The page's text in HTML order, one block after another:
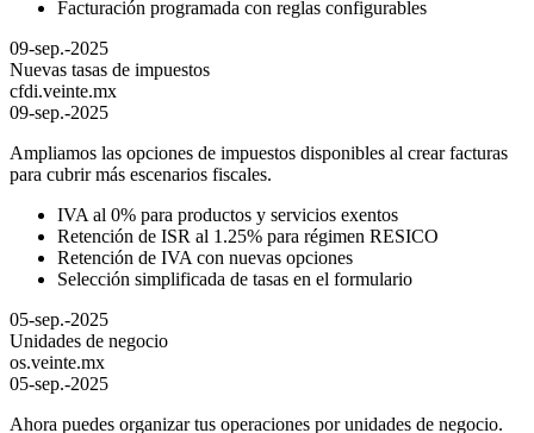
Facturación programada con reglas configurables
09-sep.-2025
Nuevas tasas de impuestos
cfdi.veinte.mx
09-sep.-2025
Ampliamos las opciones de impuestos disponibles al crear facturas
para cubrir más escenarios fiscales.
IVA al 0% para productos y servicios exentos
Retención de ISR al 1.25% para régimen RESICO
Retención de IVA con nuevas opciones
Selección simplificada de tasas en el formulario
05-sep.-2025
Unidades de negocio
os.veinte.mx
05-sep.-2025
Ahora puedes organizar tus operaciones por unidades de negocio.